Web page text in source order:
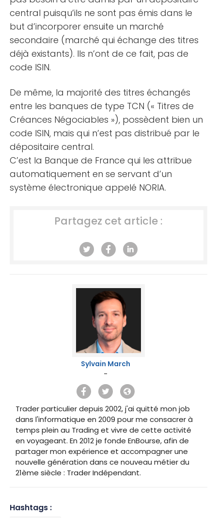
central puisqu’ils ne sont pas émis dans le
but d’incorporer ensuite un marché
secondaire (marché qui échange des titres
déjà existants). Ils n’ont de ce fait, pas de
code ISIN.
De même, la majorité des titres échangés
entre les banques de type TCN (« Titres de
Créances Négociables »), possèdent bien un
code ISIN, mais qui n’est pas distribué par le
dépositaire central.
C’est la Banque de France qui les attribue
automatiquement en se servant d’un
système électronique appelé NORIA.
Partagez cet article :
Sylvain March
-
Trader particulier depuis 2002, j'ai quitté mon job
dans l'informatique en 2009 pour me consacrer à
temps plein au Trading et vivre de cette activité
en voyageant. En 2012 je fonde EnBourse, afin de
partager mon expérience et accompagner une
nouvelle génération dans ce nouveau métier du
21ème siècle : Trader Indépendant.
Hashtags :